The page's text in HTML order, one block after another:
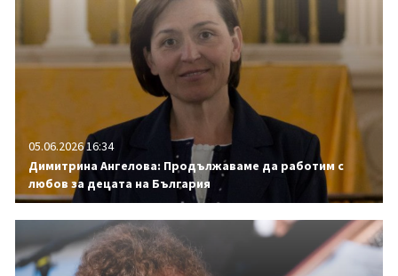
05.06.2026 16:34
Димитрина Ангелова: Продължаваме да работим с
любов за децата на България